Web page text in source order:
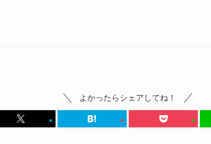
よかったらシェアしてね！